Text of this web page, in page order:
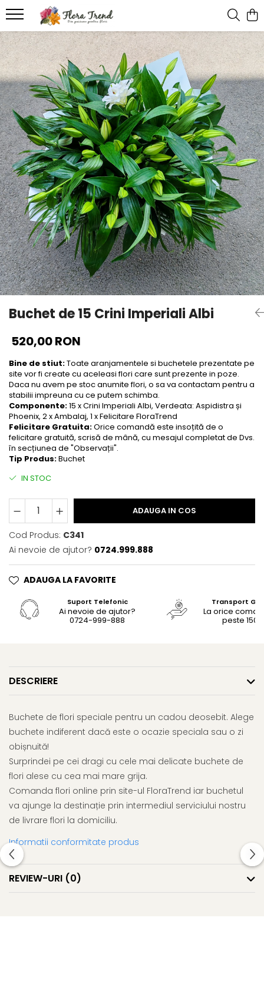
Buchet de 15 Crini Imperiali Albi
520,00 RON
Bine de stiut:Toate aranjamentele si buchetele prezentate pe
site vor fi create cu aceleasi flori care sunt prezente in poze.
Daca nu avem pe stoc anumite flori, o sa va contactam pentru a
stabilii impreuna cu ce putem schimba.
Componente:15 x Crini Imperiali Albi, Verdeata: Aspidistra și
Phoenix, 2 x Ambalaj, 1 x Felicitare FloraTrend
Felicitare Gratuita:Orice comandă este insoțită de o
felicitare gratuită, scrisă de mână, cu mesajul completat de Dvs.
în secțiunea de "Observații".
Tip Produs:Buchet
IN STOC
ADAUGA IN COS
Cod Produs: C341
Ai nevoie de ajutor? 0724.999.888
ADAUGA LA FAVORITE
Suport Telefonic
Ai nevoie de ajutor?
0724-999-888
Transport
La orice
peste
DESCRIERE
Buchete de flori speciale pentru un cadou deosebit. Alege
buchete indiferent dacă este o ocazie speciala sau o zi
obișnuită!
Surprindei pe cei dragi cu cele mai delicate buchete de
flori alese cu cea mai mare grija.
Comanda flori online prin site-ul FloraTrend iar buchetul
va ajunge la destinație prin intermediul serviciului nostru
de livrare flori la domiciliu.
Informatii conformitate produs
REVIEW-URI (0)